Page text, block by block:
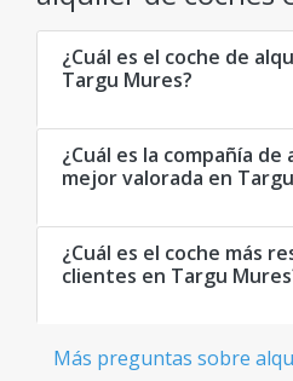
¿Cuál es el coche de
Targu Mures?
¿Cuál es la compañía
mejor valorada en
¿Cuál es el coche más
clientes en Targu
Más preguntas sobre